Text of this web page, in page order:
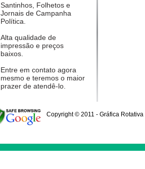
Santinhos, Folhetos e
Jornais de Campanha
Política.
Alta qualidade de
impressão e preços
baixos.
Entre em contato agora
mesmo e teremos o maior
prazer de atendê-lo.
Copyright © 2011 - Gráfica